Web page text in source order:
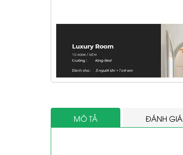
MÔ TẢ ĐÁNH GIÁ